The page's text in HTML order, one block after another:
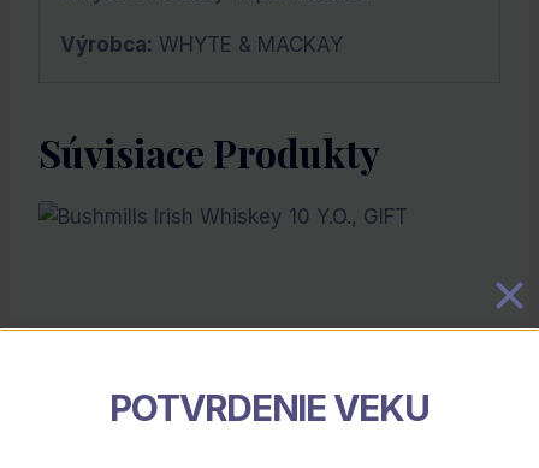
Výrobca: WHYTE & MACKAY
Súvisiace Produkty
POTVRDENIE VEKU